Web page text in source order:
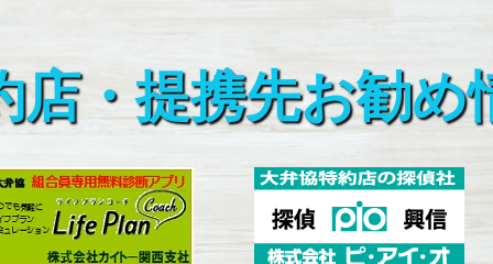
店・提携先お勧め